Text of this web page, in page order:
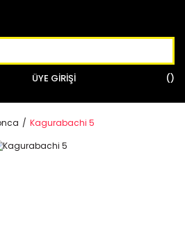
ÜYE GİRİŞİ
Kagurabachi 5